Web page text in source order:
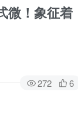
微！象征着
272 6